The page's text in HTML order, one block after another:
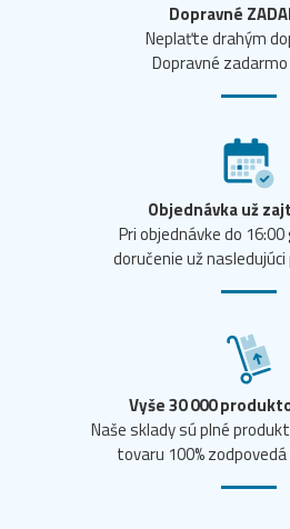
Dopravné
Neplaťte drahým
Dopravné zadarmo
Objednávka už
Pri objednávke do
doručenie už nasledujúci
Vyše 30 000
Naše sklady sú plné
tovaru 100%